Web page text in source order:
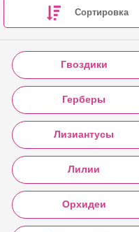
Сортировка
Гвоздики
Герберы
Лизиантусы
Лилии
Орхидеи